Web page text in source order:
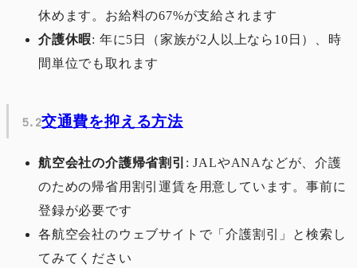
休めます。お給料の67%が支給されます
介護休暇: 年に5日（家族が2人以上なら10日）、時
間単位でも取れます
交通費を抑える方法
航空会社の介護帰省割引 : JALやANAなどが、介護
のための帰省用割引運賃を用意しています。事前に
登録が必要です
各航空会社のウェブサイトで「介護割引」と検索し
てみてください